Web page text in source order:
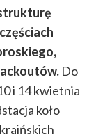
Do
i 14 kwietnia
koło